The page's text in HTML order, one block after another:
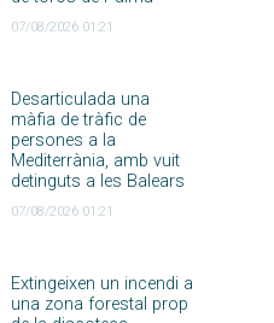
07/08/2026 01:21
Desarticulada una
màfia de tràfic de
persones a la
Mediterrània, amb vuit
detinguts a les Balears
07/08/2026 01:21
Extingeixen un incendi a
una zona forestal prop